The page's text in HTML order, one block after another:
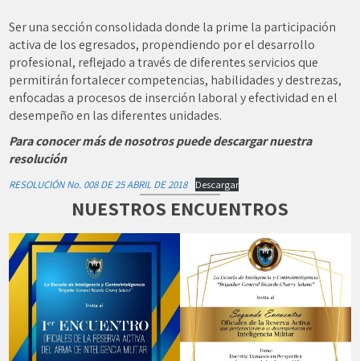
Ser una sección consolidada donde la prime la participación
activa de los egresados, propendiendo por el desarrollo
profesional, reflejado a través de diferentes servicios que
permitirán fortalecer competencias, habilidades y destrezas,
enfocadas a procesos de inserción laboral y efectividad en el
desempeño en las diferentes unidades.
Para conocer más de nosotros puede descargar nuestra
resolución
RESOLUCIÓN No. 008 DE 25 ABRIL DE 2018 Descargar
NUESTROS ENCUENTROS